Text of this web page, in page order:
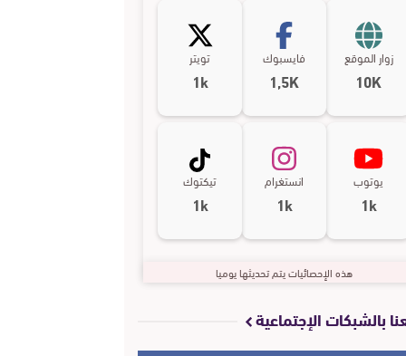
زوار الموقع
10K
فايسبوك
1,5K
تويتر
1k
يوتوب
1k
انستغرام
1k
تيكتوك
1k
هذه الإحصائيات يتم تحديثها يوميا
بالشبكات الإجتماعية